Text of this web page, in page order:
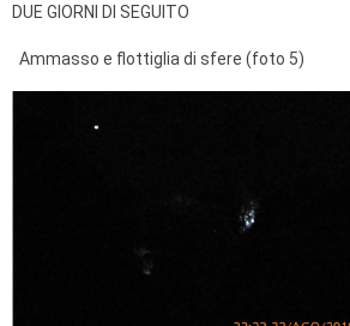
DUE GIORNI DI SEGUITO
Ammasso e flottiglia di sfere (foto 5)